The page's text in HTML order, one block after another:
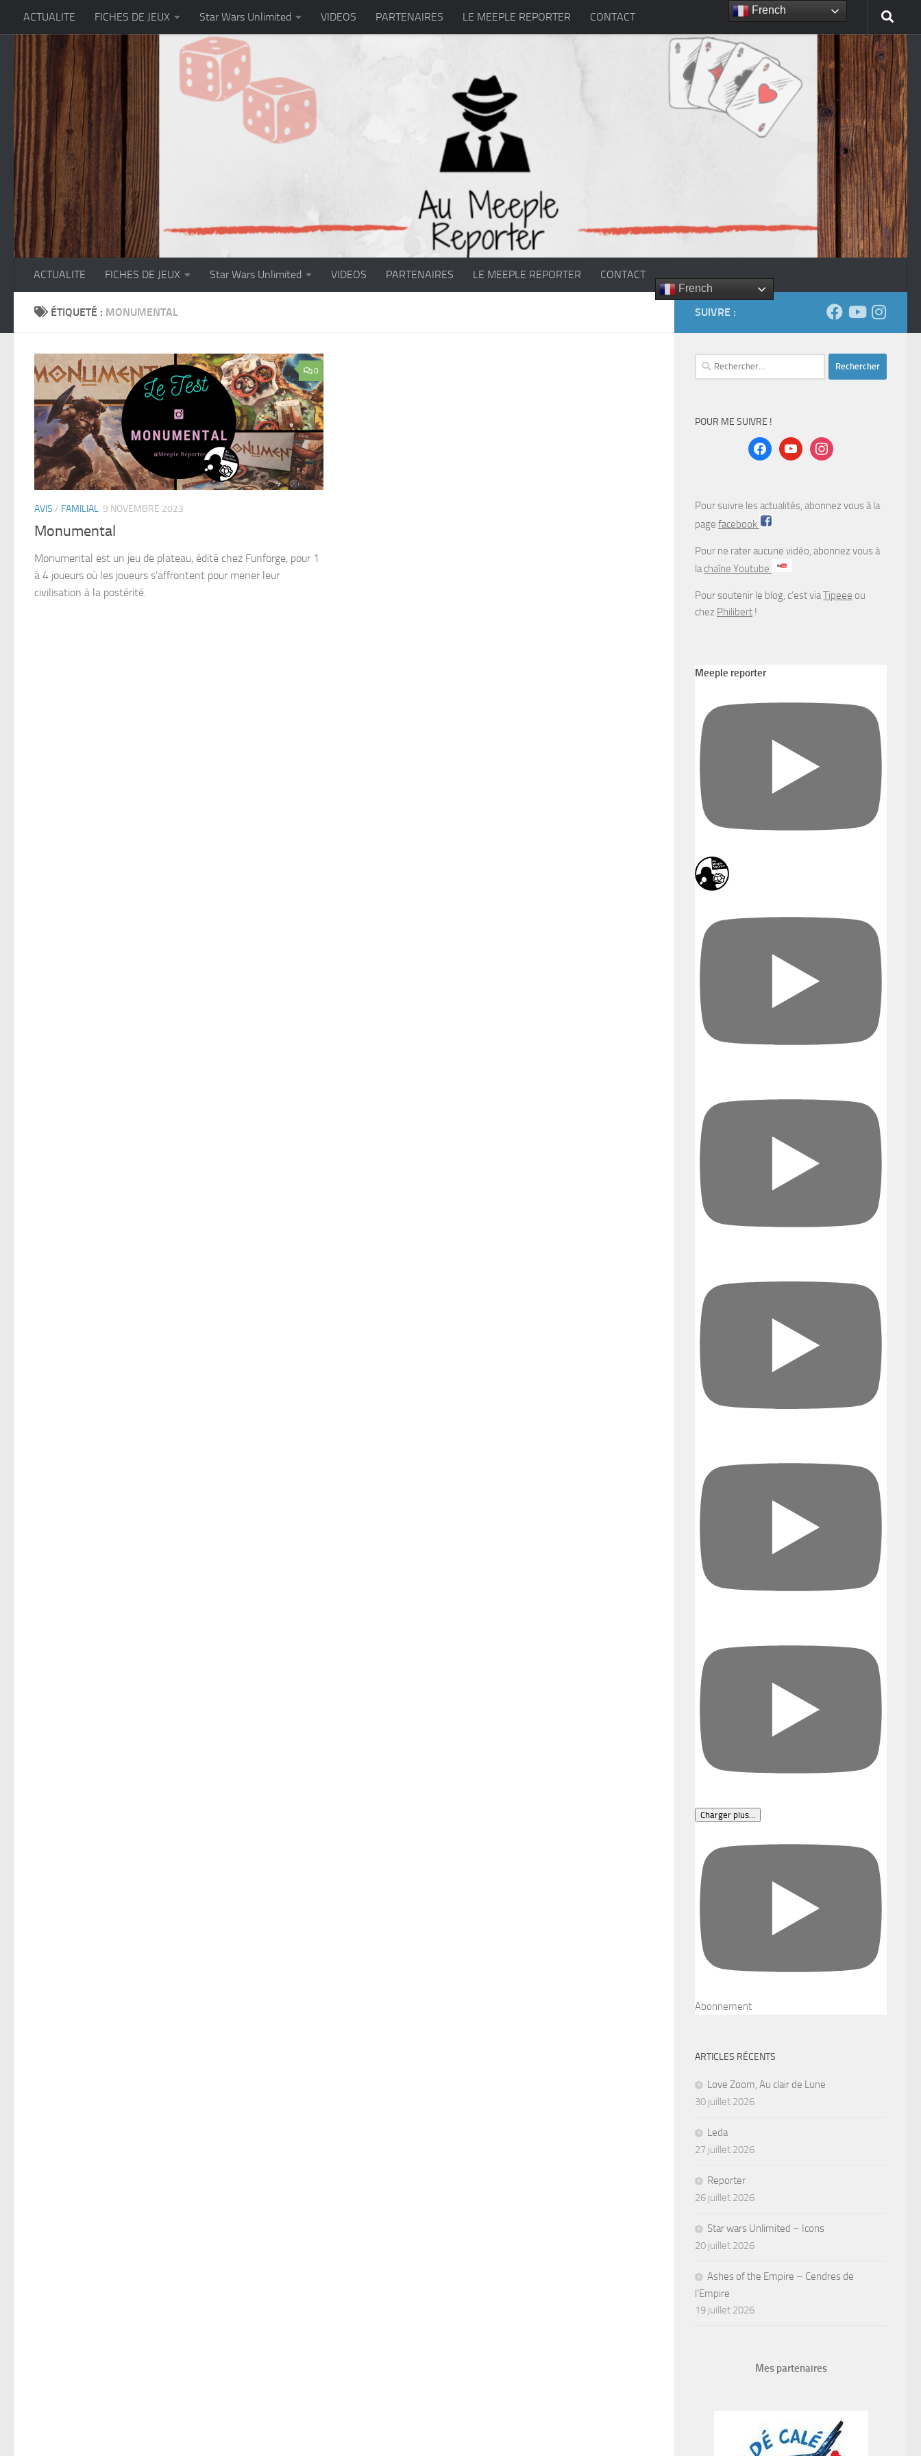
Skip to content
ACTUALITE FICHES DE JEUX Star Wars Unlimited VIDEOS PARTENAIRES LE MEEPLE REPORTER CONTACT
ACTUALITE FICHES DE JEUX Star Wars Unlimited VIDEOS PARTENAIRES LE MEEPLE REPORTER CONTACT
French
ÉTIQUETÉ : MONUMENTAL
0
AVIS / FAMILIAL 9 NOVEMBRE 2023
Monumental
Monumental est un jeu de plateau, édité chez Funforge, pour 1
à 4 joueurs où les joueurs s’affrontent pour mener leur
civilisation à la postérité.
SUIVRE :
Rechercher :
POUR ME SUIVRE !
facebookyoutubeinstagram
Pour suivre les actualités, abonnez vous à la
page facebook
Pour ne rater aucune vidéo, abonnez vous à
lachaîne Youtube
Pour soutenir le blog, c’est viaTipeee ou
chez Philibert !
Meeple reporter
Charger plus…
Abonnement
ARTICLES RÉCENTS
Love Zoom, Au clair de Lune
30 juillet 2026
Leda
27 juillet 2026
Reporter
26 juillet 2026
Star wars Unlimited – Icons
20 juillet 2026
Ashes of the Empire – Cendres de
l’Empire
19 juillet 2026
Mes partenaires
French